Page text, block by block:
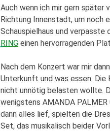
Auch wenn ich mir gern später
Richtung Innenstadt, um noch
Schauspielhaus und verpasste
RINGeinen hervorragenden
Nach dem Konzert war mir
Unterkunft und was essen. Die
nicht unnötig belasten wollte.
wenigstens AMANDA
dann alles lief, spielten die
Set, das musikalisch beider